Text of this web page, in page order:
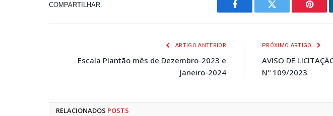
COMPARTILHAR.
Facebook Twitter
ARTIGO ANTERIOR
Escala Plantão mês de Dezembro-2023 e
Janeiro-2024
PRÓXIMO ARTIGO
AVISO DE
Nº 109/2023
RELACIONADOS POSTS